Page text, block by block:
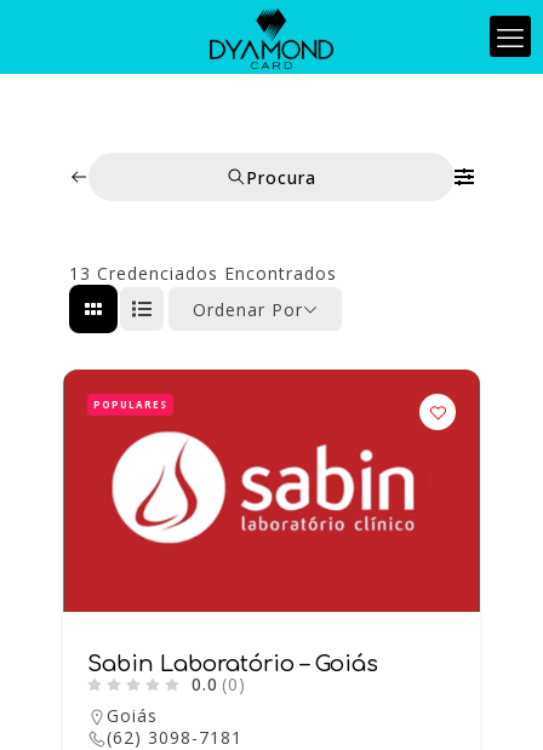
Procura
13 Credenciados Encontrados
Ordenar Por
POPULARES
Sabin Laboratório – Goiás
0.0 (0)
Goiás
(62) 3098-7181